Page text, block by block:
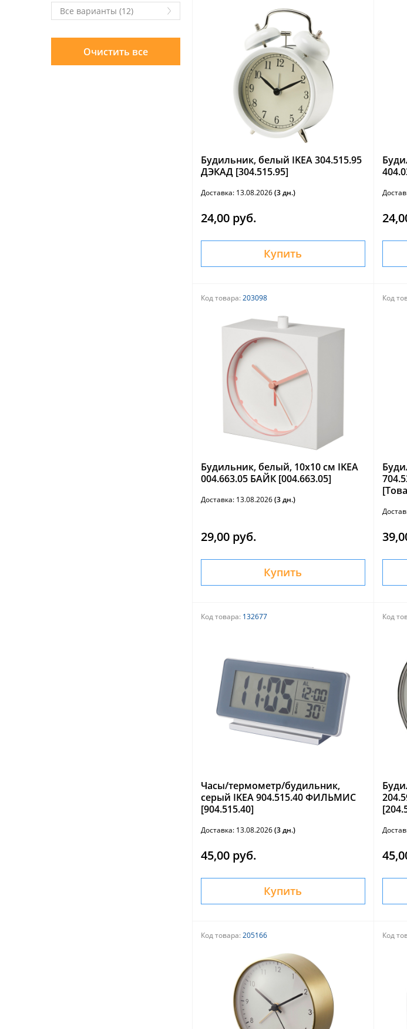
Все варианты (12)
Будильник, белый IKEA 304.515.95
ДЭКАД [304.515.95]
Доставка: 13.08.2026(3 дн.)
24,00 руб.
Купить
Код товара: 203098
Будильник, белый, 10x10 см IKEA
004.663.05 БАЙК [004.663.05]
Доставка: 13.08.2026(3 дн.)
29,00 руб.
Купить
Код
Код товара: 132677
Часы/термометр/будильник,
серый IKEA 904.515.40 ФИЛЬМИС
[904.515.40]
Доставка: 13.08.2026(3 дн.)
45,00 руб.
Купить
Код
Код товара: 205166 Код